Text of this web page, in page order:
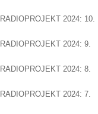
RADIOPROJEKT 2024: 10.
RADIOPROJEKT 2024: 9.
RADIOPROJEKT 2024: 8.
RADIOPROJEKT 2024: 7.